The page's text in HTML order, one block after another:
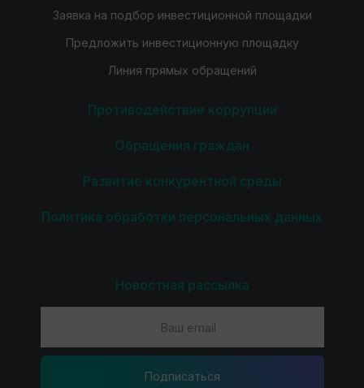
Заявка на подбор инвестиционной площадки
Предложить инвестиционную площадку
Линия прямых обращений
Противодействие коррупции
Обращения граждан
Развитие конкурентной среды
Политика обработки персональных данных
Новостная рассылка
Подпиcаться